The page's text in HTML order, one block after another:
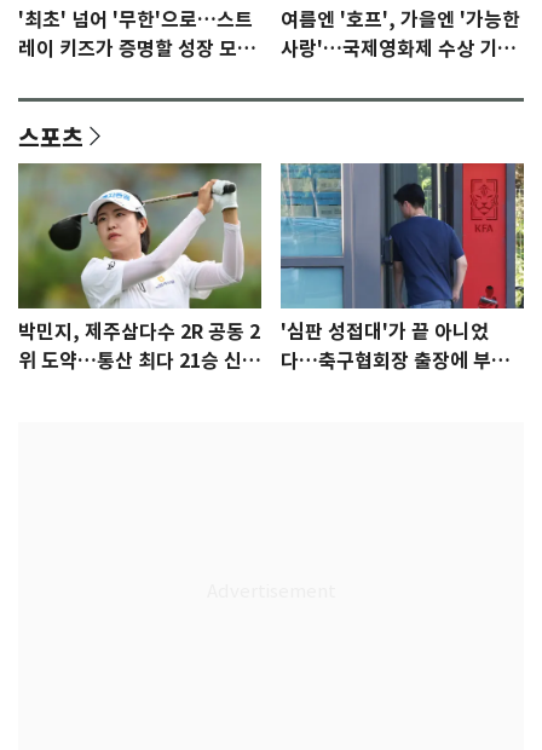
'최초' 넘어 '무한'으로…스트
레이 키즈가 증명할 성장 모멘
여름엔 '호프', 가을엔 '가능한
사랑'…국제영화제 수상 기대
스포츠
박민지, 제주삼다수 2R 공동 2
위 도약…통산 최다 21승 신기
'심판 성접대'가 끝 아니었
다…축구협회장 출장에 부인